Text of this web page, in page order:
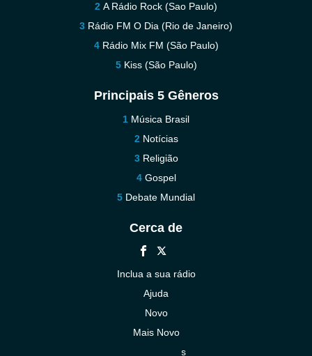
A Rádio Rock (Sao Paulo)
Rádio FM O Dia (Rio de Janeiro)
Rádio Mix FM (São Paulo)
Kiss (São Paulo)
Principais 5 Gêneros
Música Brasil
Notícias
Religião
Gospel
Debate Mundial
Cerca de
Inclua a sua rádio
Ajuda
Novo
Mais Novo
Contacte-nos